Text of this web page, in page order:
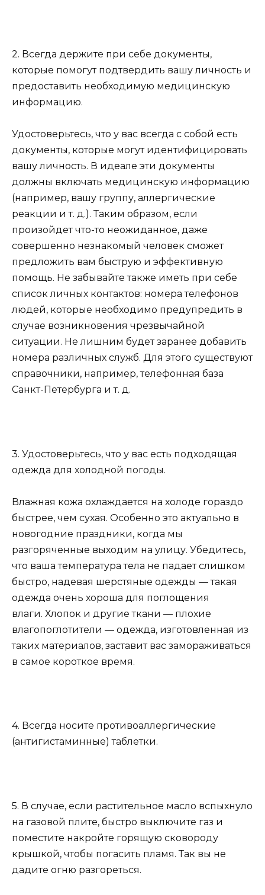
2. Всегда держите при себе документы,
которые помогут подтвердить вашу личность и
предоставить необходимую медицинскую
информацию.
Удостоверьтесь, что у вас всегда с собой есть
документы, которые могут идентифицировать
вашу личность. В идеале эти документы
должны включать медицинскую информацию
(например, вашу группу, аллергические
реакции и т. д.). Таким образом, если
произойдет что-то неожиданное, даже
совершенно незнакомый человек сможет
предложить вам быструю и эффективную
помощь. Не забывайте также иметь при себе
список личных контактов: номера телефонов
людей, которые необходимо предупредить в
случае возникновения чрезвычайной
ситуации. Не лишним будет заранее добавить
номера различных служб. Для этого существуют
справочники, например, телефонная база
Санкт-Петербурга и т. д.
3. Удостоверьтесь, что у вас есть подходящая
одежда для холодной погоды.
Влажная кожа охлаждается на холоде гораздо
быстрее, чем сухая. Особенно это актуально в
новогодние праздники, когда мы
разгоряченные выходим на улицу. Убедитесь,
что ваша температура тела не падает слишком
быстро, надевая шерстяные одежды — такая
одежда очень хороша для поглощения
влаги. Хлопок и другие ткани — плохие
влагопоглотители — одежда, изготовленная из
таких материалов, заставит вас замораживаться
в самое короткое время.
4. Всегда носите противоаллергические
(антигистаминные) таблетки.
5. В случае, если растительное масло вспыхнуло
на газовой плите, быстро выключите газ и
поместите накройте горящую сковороду
крышкой, чтобы погасить пламя. Так вы не
дадите огню разгореться.